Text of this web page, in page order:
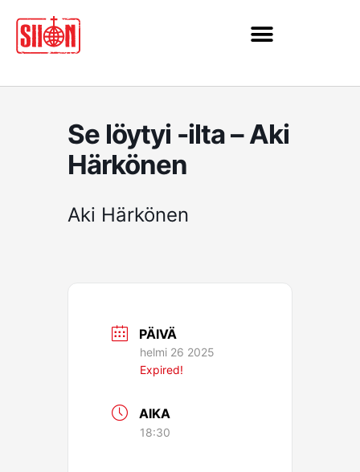
sisältöön
Se löytyi -ilta – Aki
Härkönen
Aki Härkönen
PÄIVÄ
helmi 26 2025
Expired!
AIKA
18:30